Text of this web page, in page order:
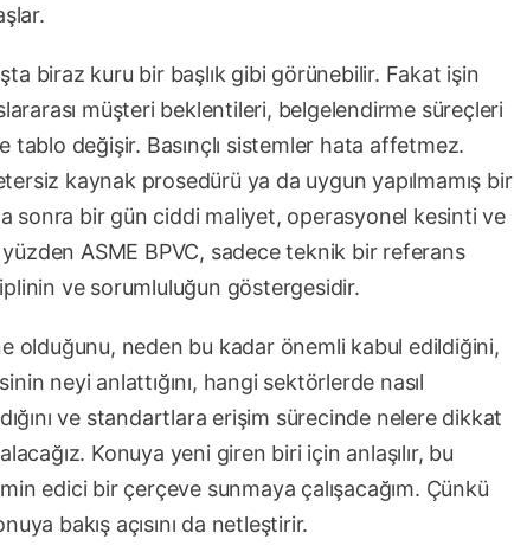
biraz kuru bir başlık gibi görünebilir. Fakat işin
müşteri beklentileri, belgelendirme süreçleri
değişir. Basınçlı sistemler hata affetmez.
kaynak prosedürü ya da uygun yapılmamış bir
sonra bir gün ciddi maliyet, operasyonel kesinti ve
ASME BPVC, sadece teknik bir referans
ve sorumluluğun göstergesidir.
olduğunu, neden bu kadar önemli kabul edildiğini,
neyi anlattığını, hangi sektörlerde nasıl
ve standartlara erişim sürecinde nelere dikkat
Konuya yeni giren biri için anlaşılır, bu
edici bir çerçeve sunmaya çalışacağım. Çünkü
bakış açısını da netleştirir.